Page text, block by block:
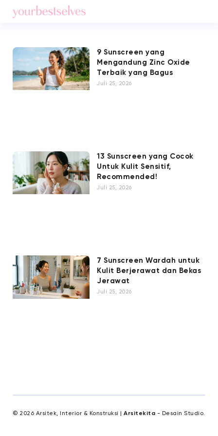
9 Sunscreen yang
Mengandung Zinc Oxide
Terbaik yang Bagus
Juli 25, 2026
13 Sunscreen yang Cocok
Untuk Kulit Sensitif,
Recommended!
Juli 25, 2026
7 Sunscreen Wardah untuk
Kulit Berjerawat dan Bekas
Jerawat
Juli 25, 2026
© 2026 Arsitek, Interior & Konstruksi |Arsitekita - Desain Studio.